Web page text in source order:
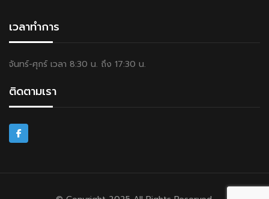
เวลาทำการ
จันทร์-ศุกร์ เวลา 8:30 น. ถึง 17:30 น.
ติดตามเรา